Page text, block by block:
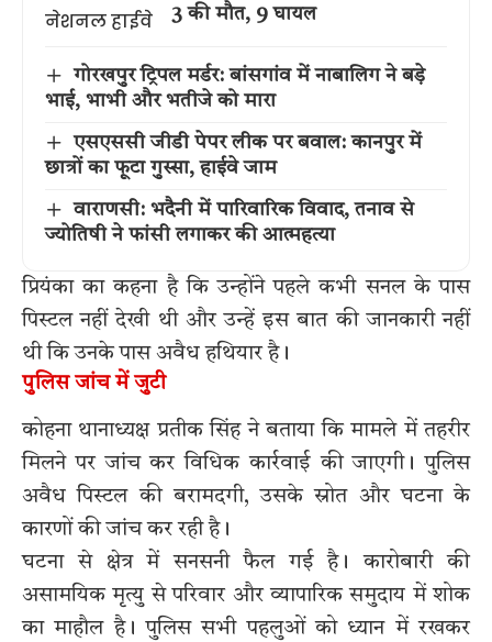
3 की मौत, 9 घायल
गोरखपुर ट्रिपल मर्डर: बांसगांव में नाबालिग ने बड़े
भाई, भाभी और भतीजे को मारा
एसएससी जीडी पेपर लीक पर बवाल: कानपुर में
छात्रों का फूटा गुस्सा, हाईवे जाम
वाराणसी: भदैनी में पारिवारिक विवाद, तनाव से
ज्योतिषी ने फांसी लगाकर की आत्महत्या
प्रियंका का कहना है कि उन्होंने पहले कभी सनल के पास
पिस्टल नहीं देखी थी और उन्हें इस बात की जानकारी नहीं
थी कि उनके पास अवैध हथियार है।
पुलिस जांच में जुटी
कोहना थानाध्यक्ष प्रतीक सिंह ने बताया कि मामले में तहरीर
मिलने पर जांच कर विधिक कार्रवाई की जाएगी। पुलिस
अवैध पिस्टल की बरामदगी, उसके स्रोत और घटना के
कारणों की जांच कर रही है।
घटना से क्षेत्र में सनसनी फैल गई है। कारोबारी की
असामयिक मृत्यु से परिवार और व्यापारिक समुदाय में शोक
का माहौल है। पुलिस सभी पहलुओं को ध्यान में रखकर